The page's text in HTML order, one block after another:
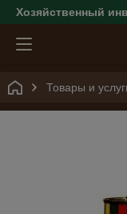
Хозяйственный
Товары и